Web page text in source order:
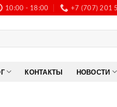
10:00 - 18:00 +7 (707) 201
КОНТАКТЫ НОВОСТИ